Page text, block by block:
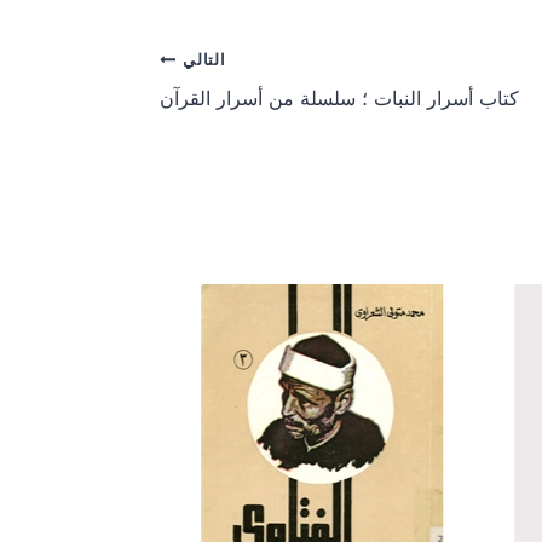
التالي
كتاب أسرار النبات ؛ سلسلة من أسرار القرآن